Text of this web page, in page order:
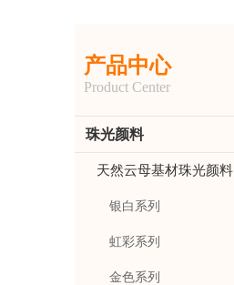
产品中心
Product Center
珠光颜料
天然云母基材珠光颜料
银白系列
虹彩系列
金色系列